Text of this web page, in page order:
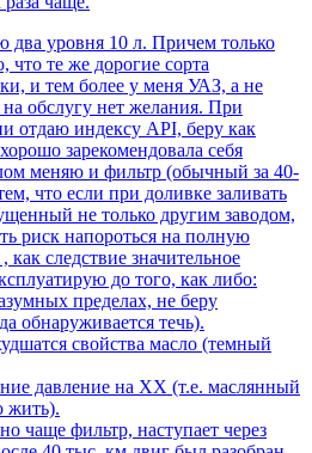
два уровня 10 л. Причем только
что те же дорогие сорта
и тем более у меня УАЗ, а не
на обслугу нет желания. При
отдаю индексу API, беру как
зарекомендовала себя
меняю и фильтр (обычный за 40-
что если при доливке заливать
не только другим заводом,
риск напороться на полную
как следствие значительное
до того, как либо:
пределах, не беру
обнаруживается течь).
свойства масло (темный
давление на ХХ (т.е. маслянный
жить).
чаще фильтр, наступает через